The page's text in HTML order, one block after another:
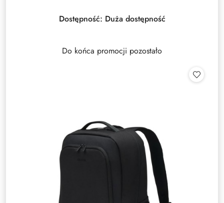
Dostępność: Duża dostępność
Do końca promocji pozostało